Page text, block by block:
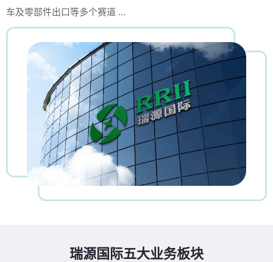
车及零部件出口等多个赛道 ...
瑞源国际五大业务板块